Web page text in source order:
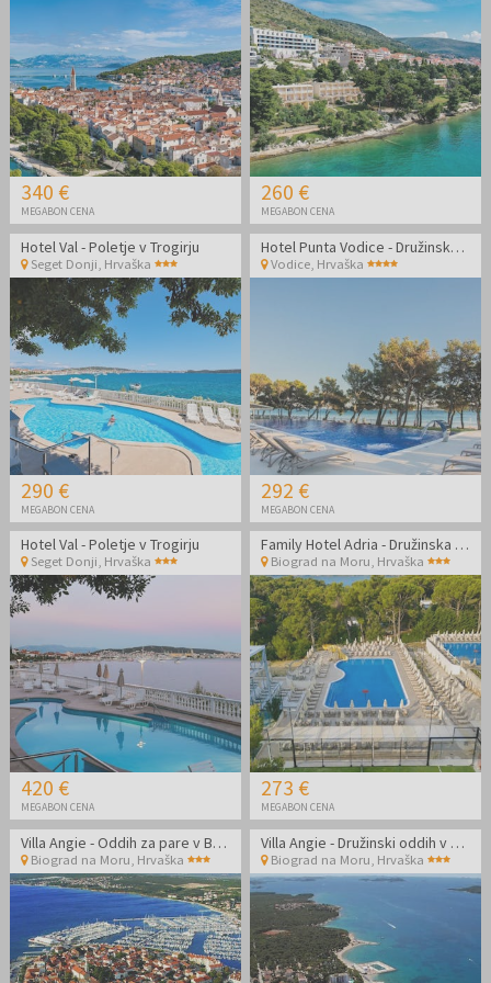
340 €
MEGABON CENA
260 €
MEGABON CENA
Hotel Val - Poletje v Trogirju
Seget Donji Hrvaška
290 €
MEGABON CENA
Hotel Punta Vodice - Družinsko all inclusive light poletje s pridihom wellnessa
Vodice Hrvaška
292 €
MEGABON CENA
Hotel Val - Poletje v Trogirju
Seget Donji, Hrvaška
420 €
MEGABON CENA
Family Hotel Adria - Družinska all inclusive jesen v Dalmaciji
Biograd na Moru, Hrvaška
273 €
MEGABON CENA
Villa Angie - Oddih za pare v Biogradu na Moru
Biograd na Moru, Hrvaška
Villa Angie - Družinski oddih v Biogradu na Moru
Biograd na Moru, Hrvaška